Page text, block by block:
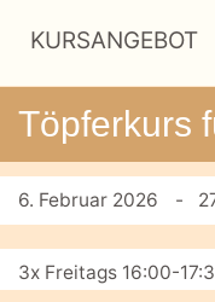
KURSANGEBOT
Töpferkurs
6. Februar 2026 -
3x Freitags 16:00-